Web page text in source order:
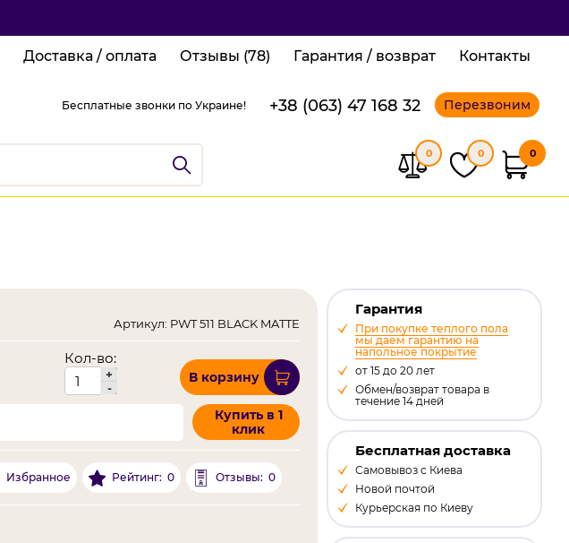
Доставка / оплата Отзывы (78) Гарантия / возврат Контакты
Бесплатные звонки по Украине! +38 (063) 47 168 32 Перезвоним
0 0 0
Артикул: PWT 511 BLACK MATTE
Кол-во:
+
-
В корзину
Купить в 1
клик
Избранное Рейтинг: 0 Отзывы: 0
Гарантия
При покупке теплого пола
мы даем гарантию на
напольное покрытие
от 15 до 20 лет
Обмен/возврат товара в
течение 14 дней
Бесплатная доставка
Самовывоз с Киева
Новой почтой
Курьерская по Киеву